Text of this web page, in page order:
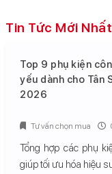
Tin Tức Mới Nhất
Top 9 phụ kiện
yếu dành cho Tân
2026
Tổng hợp các phụ
giúp tối ưu hóa hiệu
Tư vấn chọn mua